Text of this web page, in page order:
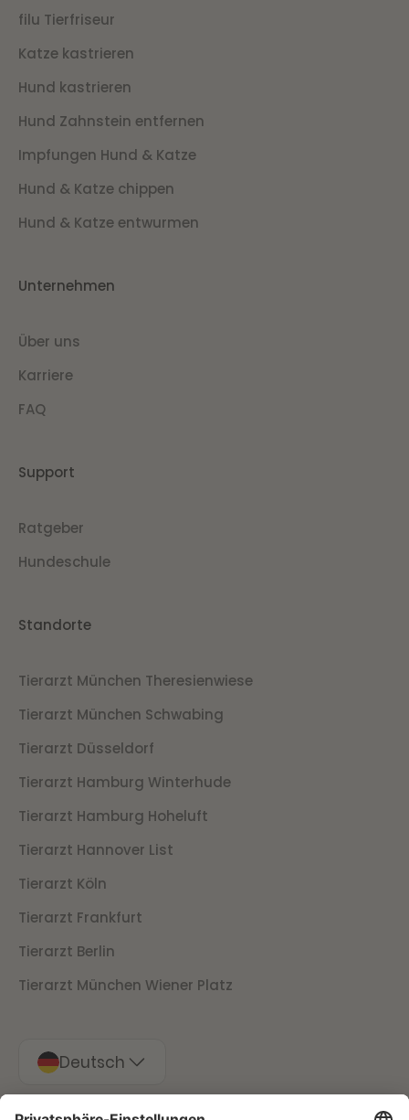
filu Tierfriseur
Katze kastrieren
Hund kastrieren
Hund Zahnstein entfernen
Impfungen Hund & Katze
Hund & Katze chippen
Hund & Katze entwurmen
Unternehmen
Über uns
Karriere
FAQ
Support
Ratgeber
Hundeschule
Standorte
Tierarzt München Theresienwiese
Tierarzt München Schwabing
Tierarzt Düsseldorf
Tierarzt Hamburg Winterhude
Tierarzt Hamburg Hoheluft
Tierarzt Hannover List
Tierarzt Köln
Tierarzt Frankfurt
Tierarzt Berlin
Tierarzt München Wiener Platz
Deutsch